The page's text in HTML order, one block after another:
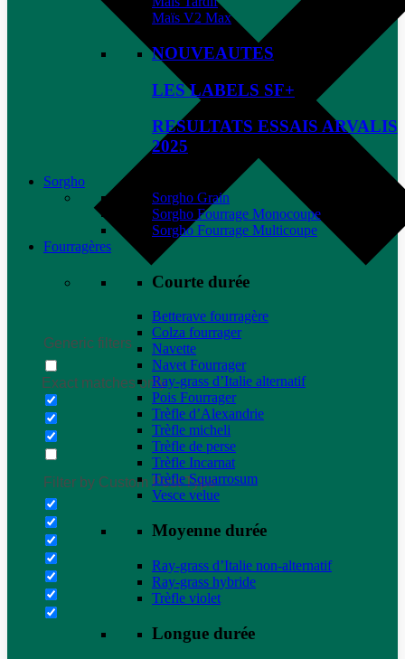
Generic filters
Exact matches only
Filter by Custom Post Type
Maïs V2 Max
NOUVEAUTES
LES LABELS SF+
RESULTATS ESSAIS ARVALIS
2025
Sorgho
Sorgho Grain
Sorgho Fourrage Monocoupe
Sorgho Fourrage Multicoupe
Fourragères
Courte durée
Betterave fourragère
Colza fourrager
Navette
Navet Fourrager
Ray-grass d’Italie alternatif
Pois Fourrager
Trèfle d’Alexandrie
Trèfle micheli
Trèfle de perse
Trèfle Incarnat
Trèfle Squarrosum
Vesce velue
Moyenne durée
Ray-grass d’Italie non-alternatif
Ray-grass hybride
Trèfle violet
Longue durée